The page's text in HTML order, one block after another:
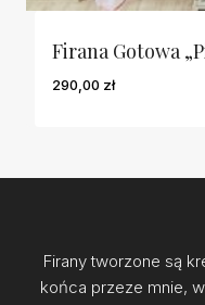
Firana Gotowa
290,00 zł
Firany tworzone są
końca przeze mnie,